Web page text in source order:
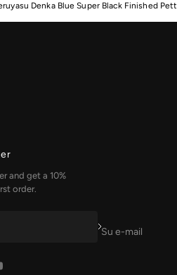
Denka Blue Super Black Finished
and get a 10%
order.
Su e-mail